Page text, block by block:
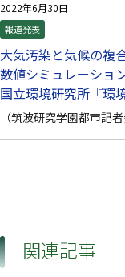
2022年6月30日
報道発表
大気汚染と気候の複
数値シミュレーショ
国立環境研究所『環
（筑波研究学園都市記
関連記事